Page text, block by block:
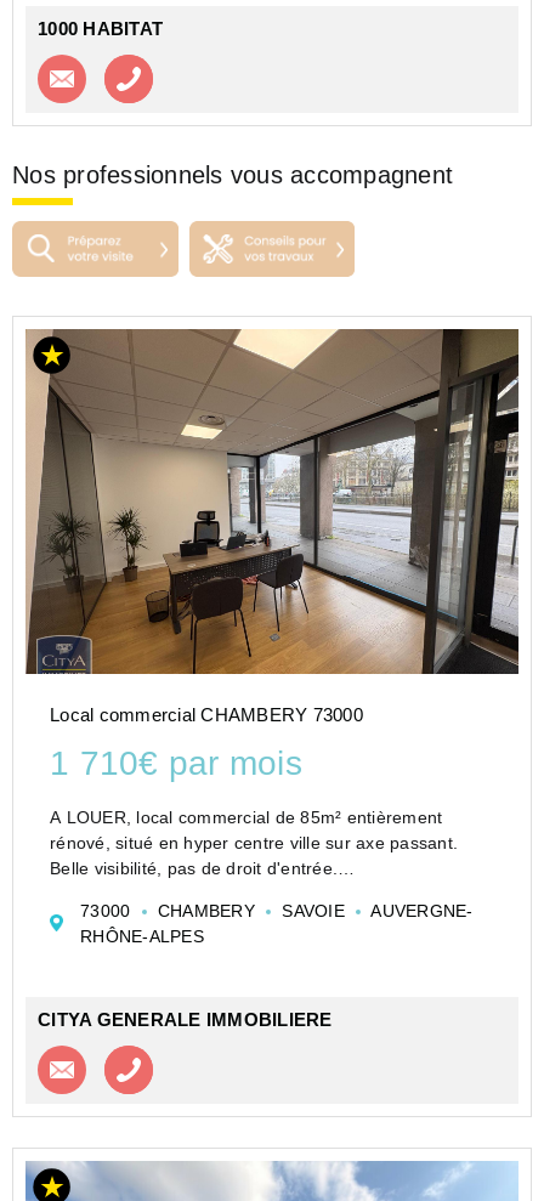
1000 HABITAT
Contacter l'agence
Nos professionnels vous accompagnent
Local commercial CHAMBERY 73000
1 710€ par mois
A LOUER, local commercial de 85m² entièrement
rénové, situé en hyper centre ville sur axe passant.
Belle visibilité, pas de droit d'entrée.
Loyer de 1 710,00 euros par mois charges comprises
dont 30,00 euros par mois de p...
73000 CHAMBERY SAVOIE
AUVERGNE-
RHÔNE-ALPES
CITYA GENERALE IMMOBILIERE
Contacter l'agence